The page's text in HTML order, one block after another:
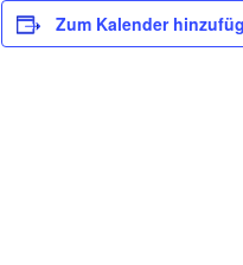
Zum Kalender